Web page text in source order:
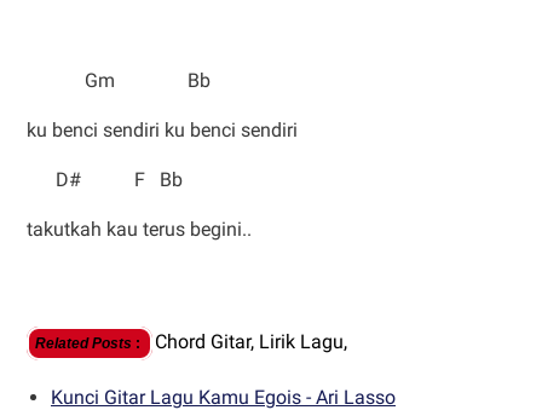
Gm Bb
ku benci sendiri ku benci sendiri
D# F Bb
takutkah kau terus begini..
Related Posts : Chord Gitar, Lirik Lagu,
Kunci Gitar Lagu Kamu Egois - Ari Lasso